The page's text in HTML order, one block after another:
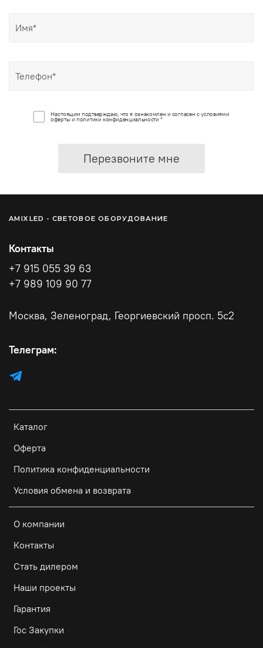
Настоящим подтверждаю, что я ознакомлен и согласен с условиями
оферты и политики конфиденциальности *
Перезвоните мне
AMIXLED - СВЕТОВОЕ ОБОРУДОВАНИЕ
Каталог
Оферта
Политика конфиденциальности
Условия обмена и возврата
О компании
Контакты
Стать дилером
Наши проекты
Гарантия
Гос Закупки
Контакты
+7 915 055 39 63
+7 989 109 90 77
Москва, Зеленоград, Георгиевский просп. 5с2
Телеграм: